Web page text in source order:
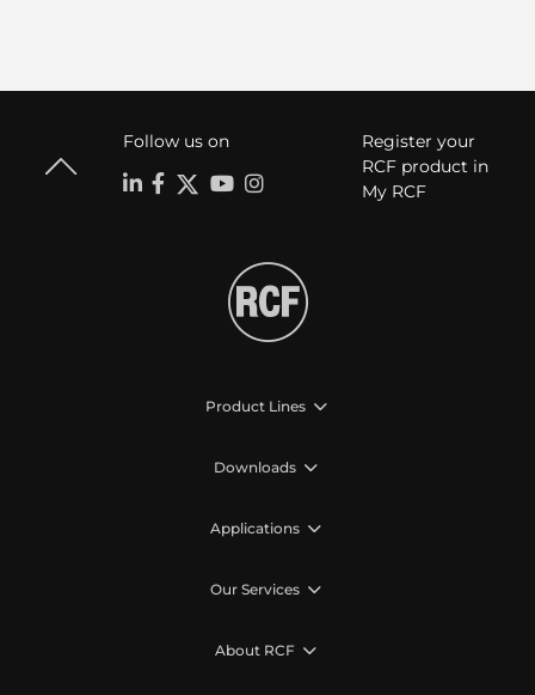
Follow us on
Register your
RCF product in
My RCF
Product Lines
Downloads
Applications
Our Services
About RCF